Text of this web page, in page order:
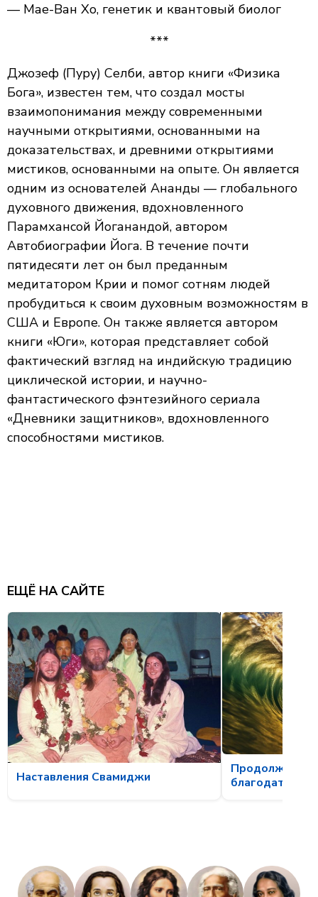
— Мае-Ван Хо, генетик и квантовый биолог
***
Джозеф (Пуру) Селби, автор книги «Физика
Бога», известен тем, что создал мосты
взаимопонимания между современными
научными открытиями, основанными на
доказательствах, и древними открытиями
мистиков, основанными на опыте. Он является
одним из основателей Ананды — глобального
духовного движения, вдохновленного
Парамхансой Йоганандой, автором
Автобиографии Йога. В течение почти
пятидесяти лет он был преданным
медитатором Крии и помог сотням людей
пробудиться к своим духовным возможностям в
США и Европе. Он также является автором
книги «Юги», которая представляет собой
фактический взгляд на индийскую традицию
циклической истории, и научно-
фантастического фэнтезийного сериала
«Дневники защитников», вдохновленного
способностями мистиков.
ЕЩЁ НА САЙТЕ
Наставления Свамиджи
Продолжая
благодати